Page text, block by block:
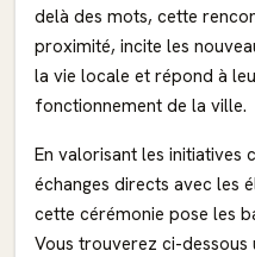
delà des mots, cette
proximité, incite les
la vie locale et répond à
fonctionnement de la ville.
En valorisant les initiatives
échanges directs avec les
cette cérémonie pose les
Vous trouverez ci-dessous